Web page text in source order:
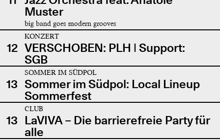
Muster
big band goes modern grooves
12
KONZERT
VERSCHOBEN: PLH | Support:
SGB
13
SOMMER IM SÜDPOL
Sommer im Südpol: Local Lineup
Sommerfest
13
CLUB
LaVIVA – Die barrierefreie Party für
alle